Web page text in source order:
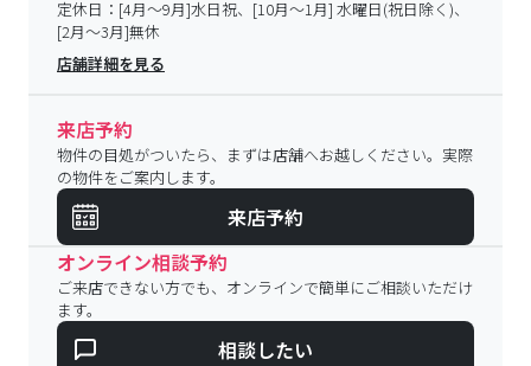
定休日： [4月～9月]水日祝、[10月～1月] 水曜日(祝日除く)、
[2月～3月]無休
店舗詳細を見る
来店予約
物件の目処がついたら、まずは店舗へお越しください。実際
の物件をご案内します。
来店予約
オンライン相談予約
ご来店できない方でも、オンラインで簡単にご相談いただけ
ます。
相談したい